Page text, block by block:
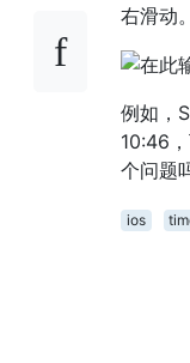
右滑动。
例如，
10:46
个问题
ios